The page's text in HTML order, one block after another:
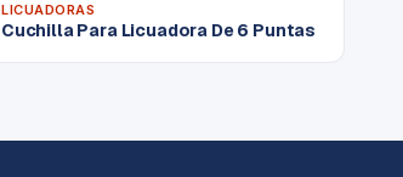
LICUADORAS
Cuchilla Para Licuadora De 6 Puntas